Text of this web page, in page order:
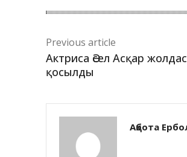
Previous article
Актриса Әсел Асқар
қосылды
Ақбота